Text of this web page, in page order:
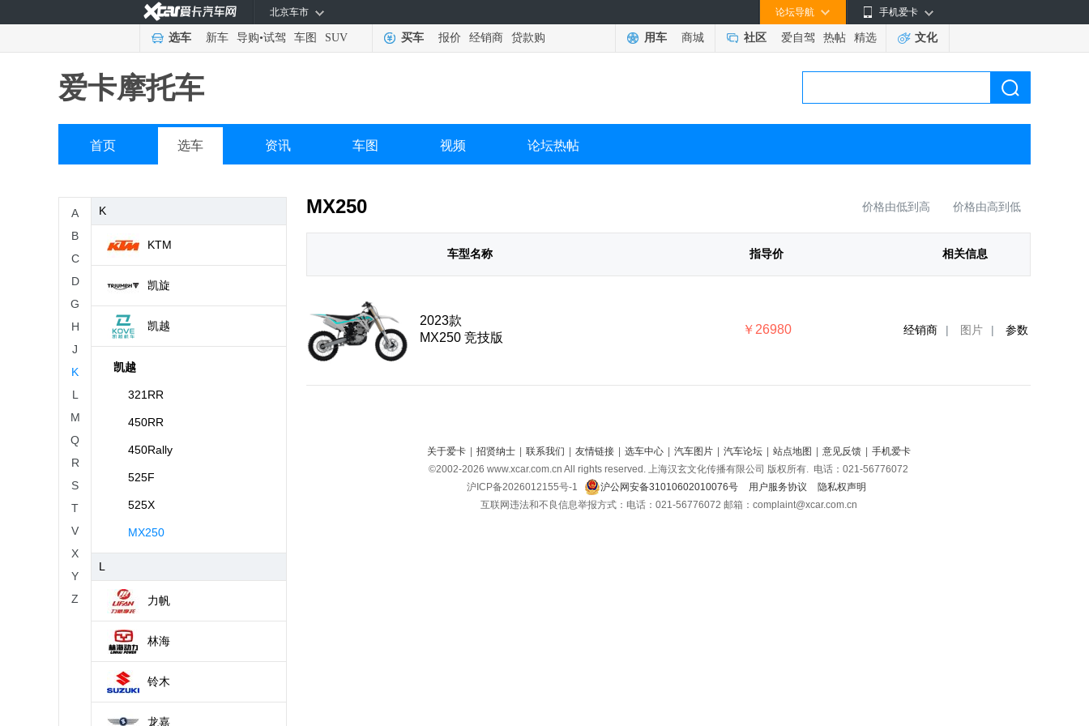
手机爱卡
论坛导航
北京车市
选车 新车 导购•试驾 车图 SUV 买车 报价 经销商 贷款购 用车 商城 社区 爱自驾 热帖 精选 文化
爱卡摩托车
首页 选车 资讯 车图 视频 论坛热帖
A
B
C
D
G
H
J
K
L
M
Q
R
S
T
V
X
Y
Z
哈特佛
J
K
KTM
凯旋
凯越
凯越
321RR
450RR
450Rally
525F
525X
MX250
L
力帆
林海
铃木
龙嘉
MX250 价格由低到高 价格由高到低
车型名称 指导价 相关信息
2023款
MX250 竞技版
￥26980 经销商 | 图片 | 参数
关于爱卡 招贤纳士 联系我们 友情链接 选车中心 汽车图片 汽车论坛 站点地图 意见反馈
手机爱卡
©2002-2026 www.xcar.com.cn All rights reserved. 上海汉玄文化传播有限公司 版权所有. 电话：021-56776072
沪ICP备2026012155号-1
沪公网安备31010602010076号 用户服务协议
隐私权声明
互联网违法和不良信息举报方式：电话：021-56776072 邮箱：complaint@xcar.com.cn